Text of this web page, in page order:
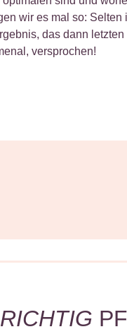
wir es mal so:
das dann
versprochen!
RICHTIG